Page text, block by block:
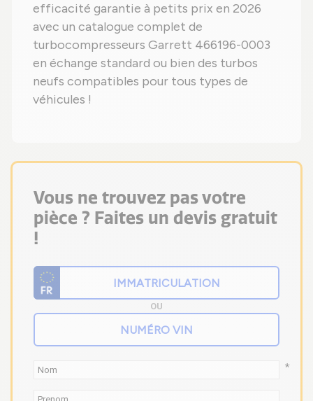
efficacité garantie à petits prix en 2026
avec un catalogue complet de
turbocompresseurs Garrett 466196-0003
en échange standard ou bien des turbos
neufs compatibles pour tous types de
véhicules !
Vous ne trouvez pas votre
pièce ? Faites un devis gratuit
!
OU
*